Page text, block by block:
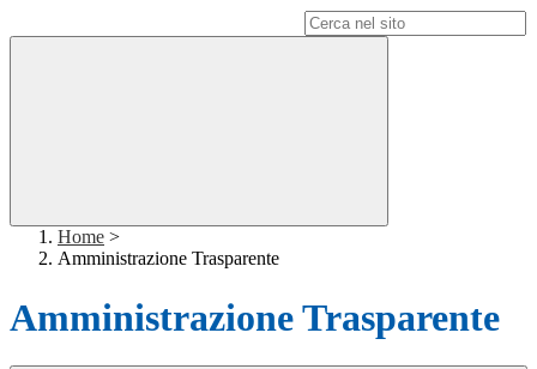
Home >
Amministrazione Trasparente
Amministrazione Trasparente